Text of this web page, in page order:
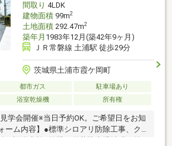
間取り 4LDK
建物面積99m2
土地面積292.47m2
築年月 1983年12月(築42年9ヶ月)
ＪＲ常磐線 土浦駅 徒歩29分
茨城県土浦市霞ケ岡町
都市ガス
駐車場あり
浴室乾燥機 所有権
学会開催※当日予約OK。ご希望日をお知
ーム内容】●標準シロアリ防除工事、ク
、設備点検●外構・外装駐車場拡張、外